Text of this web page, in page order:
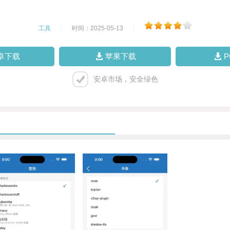
工具 时间：2025-05-13
下载 苹果下载
安卓市场，安全绿色